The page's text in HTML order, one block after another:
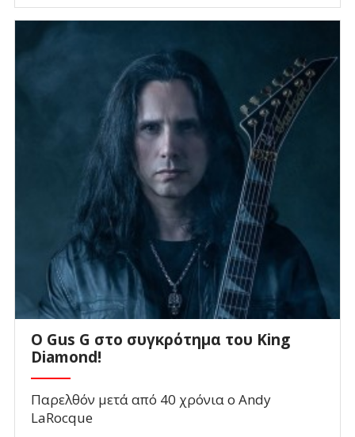
O Gus G στο συγκρότημα του King
Diamond!
Παρελθόν μετά από 40 χρόνια ο Andy
LaRocque